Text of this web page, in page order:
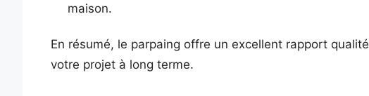
maison.
En résumé, le parpaing offre un excellent rapport
votre projet à long terme.